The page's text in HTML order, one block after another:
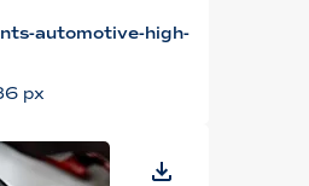
automotive-high-
px